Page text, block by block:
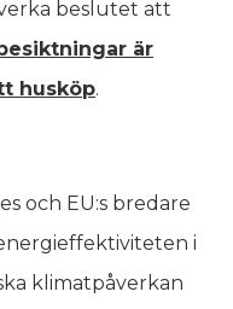
beslutet att
är
husköp.
och EU:s bredare
i
klimatpåverkan